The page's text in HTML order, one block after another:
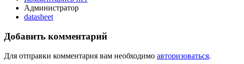
Администратор
datasheet
Добавить комментарий
Для отправки комментария вам необходимо авторизоваться.